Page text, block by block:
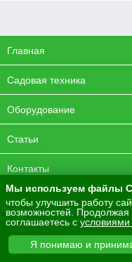
Главная
Садовая техника
Оборудование
Статьи
Контакты
© 2016-2026
Разработка сайта -
Вся
информационный
Мы используем файлы
чтобы улучшить работу
возможностей. Продолжая
соглашаетесь с условиями
Я понимаю и